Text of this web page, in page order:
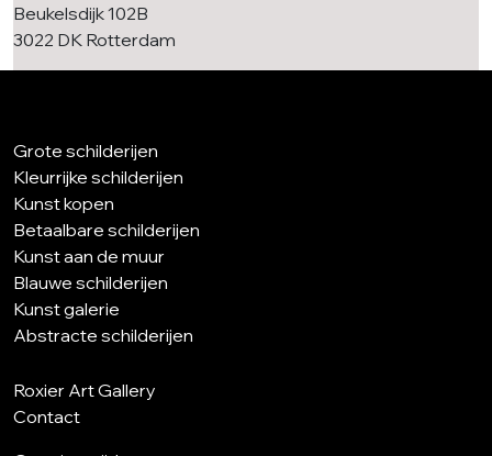
Beukelsdijk 102B
3022 DK Rotterdam
Grote schilderijen
Kleurrijke schilderijen
Kunst kopen
Betaalbare schilderijen
Kunst aan de muur
Blauwe schilderijen
Kunst galerie
Abstracte schilderijen
Roxier Art Gallery
Contact